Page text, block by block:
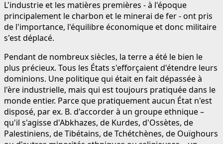
L'industrie et les matières premières - à l'époque
principalement le charbon et le minerai de fer - ont pris
de l'importance, l'équilibre économique et donc militaire
s'est déplacé.
Pendant de nombreux siècles, la terre a été le bien le
plus précieux. Tous les États s'efforçaient d'étendre leurs
dominions. Une politique qui était en fait dépassée à
l'ère industrielle, mais qui est toujours pratiquée dans le
monde entier. Parce que pratiquement aucun État n'est
disposé, par ex. B. d'accorder à un groupe ethnique –
qu'il s'agisse d'Abkhazes, de Kurdes, d'Ossètes, de
Palestiniens, de Tibétains, de Tchétchènes, de Ouïghours